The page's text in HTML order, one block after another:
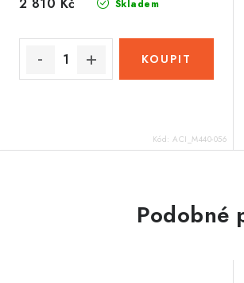
Skladem
Kód: ACI_M440-056
Podobné